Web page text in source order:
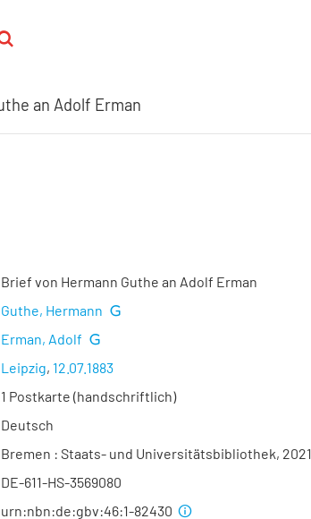
an Adolf Erman
Brief von Hermann Guthe an Adolf Erman
Guthe, Hermann
Erman, Adolf
Leipzig, 12.07.1883
1 Postkarte (handschriftlich)
Deutsch
Bremen : Staats- und Universitätsbibliothek, 2021
DE-611-HS-3569080
urn:nbn:de:gbv:46:1-82430